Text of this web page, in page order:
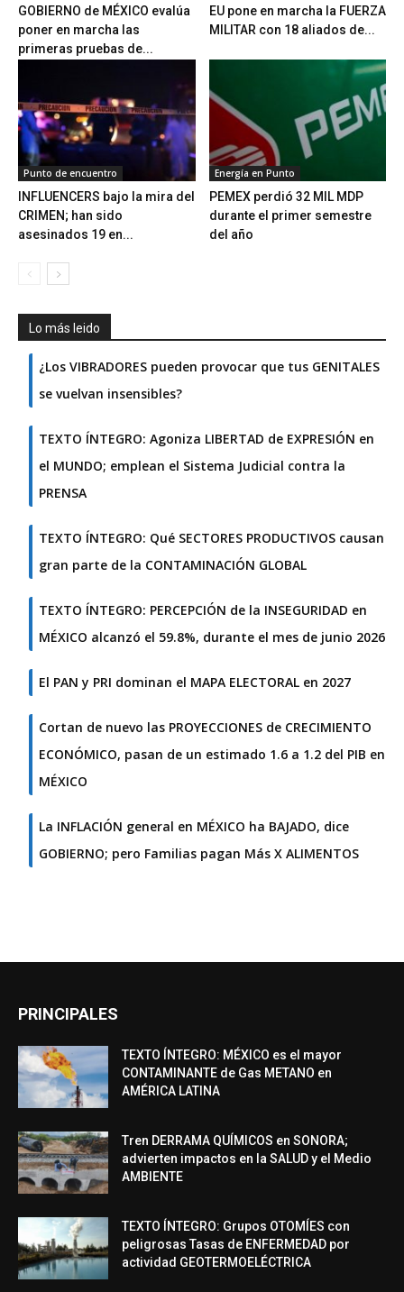
GOBIERNO de MÉXICO evalúa
poner en marcha las
primeras pruebas de...
EU pone en marcha la FUERZA
MILITAR con 18 aliados de...
Punto de encuentro
INFLUENCERS bajo la mira del
CRIMEN; han sido
asesinados 19 en...
Energía en Punto
PEMEX perdió 32 MIL MDP
durante el primer semestre
del año
Lo más leido
¿Los VIBRADORES pueden provocar que tus GENITALES
se vuelvan insensibles?
TEXTO ÍNTEGRO: Agoniza LIBERTAD de EXPRESIÓN en
el MUNDO; emplean el Sistema Judicial contra la
PRENSA
TEXTO ÍNTEGRO: Qué SECTORES PRODUCTIVOS causan
gran parte de la CONTAMINACIÓN GLOBAL
TEXTO ÍNTEGRO: PERCEPCIÓN de la INSEGURIDAD en
MÉXICO alcanzó el 59.8%, durante el mes de junio 2026
El PAN y PRI dominan el MAPA ELECTORAL en 2027
Cortan de nuevo las PROYECCIONES de CRECIMIENTO
ECONÓMICO, pasan de un estimado 1.6 a 1.2 del PIB en
MÉXICO
La INFLACIÓN general en MÉXICO ha BAJADO, dice
GOBIERNO; pero Familias pagan Más X ALIMENTOS
PRINCIPALES
TEXTO ÍNTEGRO: MÉXICO es el mayor
CONTAMINANTE de Gas METANO en
AMÉRICA LATINA
Tren DERRAMA QUÍMICOS en SONORA;
advierten impactos en la SALUD y el Medio
AMBIENTE
TEXTO ÍNTEGRO: Grupos OTOMÍES con
peligrosas Tasas de ENFERMEDAD por
actividad GEOTERMOELÉCTRICA